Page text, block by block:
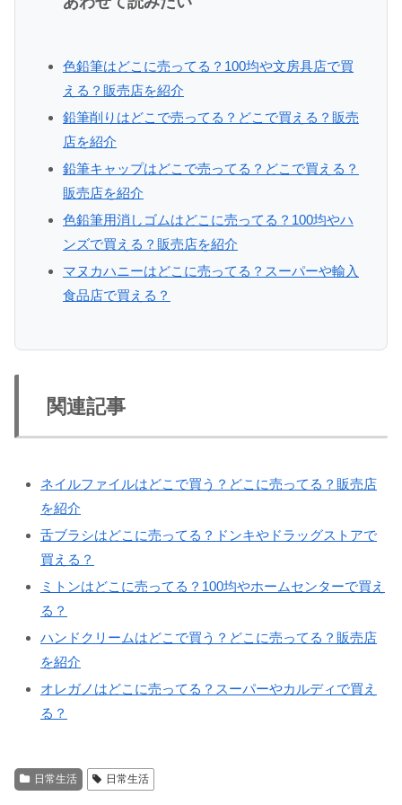
色鉛筆はどこに売ってる？100均や文房具店で買
える？販売店を紹介
鉛筆削りはどこで売ってる？どこで買える？販売
店を紹介
鉛筆キャップはどこで売ってる？どこで買える？
販売店を紹介
色鉛筆用消しゴムはどこに売ってる？100均やハ
ンズで買える？販売店を紹介
マヌカハニーはどこに売ってる？スーパーや輸入
食品店で買える？
関連記事
ネイルファイルはどこで買う？どこに売ってる？販売店
を紹介
舌ブラシはどこに売ってる？ドンキやドラッグストアで
買える？
ミトンはどこに売ってる？100均やホームセンターで買え
る？
ハンドクリームはどこで買う？どこに売ってる？販売店
を紹介
オレガノはどこに売ってる？スーパーやカルディで買え
る？
日常生活 日常生活